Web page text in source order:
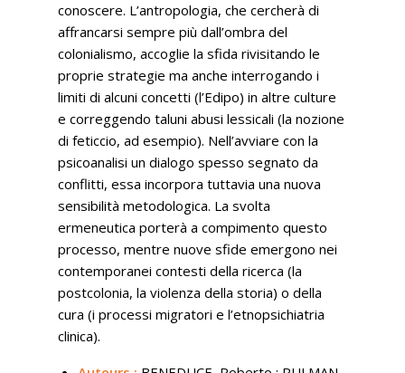
conoscere. L’antropologia, che cercherà di
affrancarsi sempre più dall’ombra del
colonialismo, accoglie la sfida rivisitando le
proprie strategie ma anche interrogando i
limiti di alcuni concetti (l’Edipo) in altre culture
e correggendo taluni abusi lessicali (la nozione
di feticcio, ad esempio). Nell’avviare con la
psicoanalisi un dialogo spesso segnato da
conflitti, essa incorpora tuttavia una nuova
sensibilità metodologica. La svolta
ermeneutica porterà a compimento questo
processo, mentre nuove sfide emergono nei
contemporanei contesti della ricerca (la
postcolonia, la violenza della storia) o della
cura (i processi migratori e l’etnopsichiatria
clinica).